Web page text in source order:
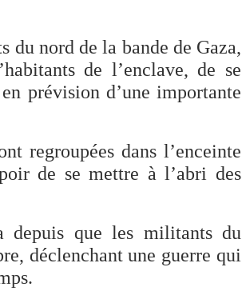
du nord de la bande de Gaza,
de l’enclave, de se
prévision d’une importante
regroupées dans l’enceinte
de se mettre à l’abri des
depuis que les militants du
déclenchant une guerre qui